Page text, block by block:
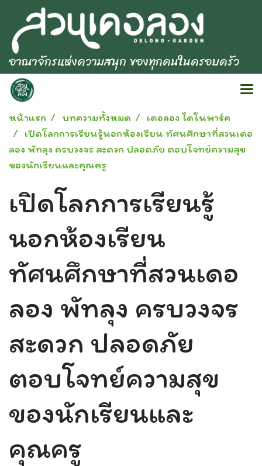
อาณาจักรแห่งความสนุก ของทุกคนในครอบครัว
หน้าแรก บทความทั้งหมด
เดอลอง ไดโนพาร์ค
เปิดโลกการเรียนรู้นอกห้องเรียน ทัศนศึกษาที่สวนเดอ
ลอง พัทลุง ครบวงจร สะดวก ปลอดภัย ตอบโจทย์ความสุข
ของนักเรียนและคุณครู
เปิดโลกการเรียนรู้
นอกห้องเรียน
ทัศนศึกษาที่สวนเดอ
ลอง พัทลุง ครบวงจร
สะดวก ปลอดภัย
ตอบโจทย์ความสุข
ของนักเรียนและ
คุณครู